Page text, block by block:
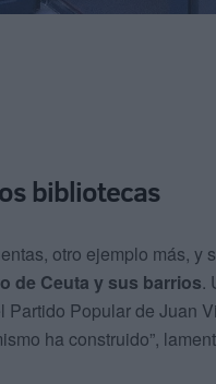
bibliotecas
otro ejemplo más, y
de Ceuta y sus barrios.
Partido Popular de Juan
ha construido”,